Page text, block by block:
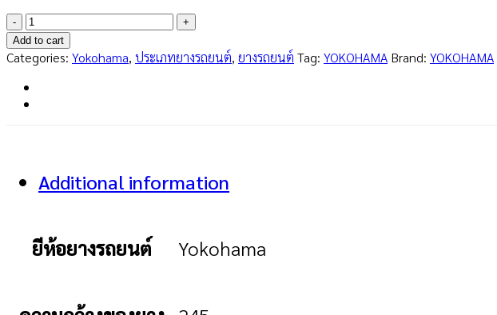
ADVAN
Decibel
V552
(JP)
(Dis)
245/40R18
Add to cart
Categories: Yokohama, ประเภทยางรถยนต์, ยางรถยนต์ Tag: YOKOHAMA Brand: YOKOHAMA
Additional information
ยีห้อยางรถยนต์ Yokohama